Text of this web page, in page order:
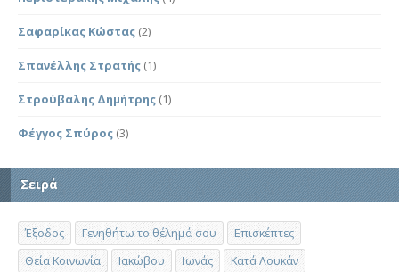
Σαφαρίκας Κώστας (2)
Σπανέλλης Στρατής (1)
Στρούβαλης Δημήτρης (1)
Φέγγος Σπύρος (3)
Σειρά
Έξοδος Γενηθήτω το θέλημά σου
Επισκέπτες
Θεία Κοινωνία
Ιακώβου Ιωνάς
Κατά Λουκάν